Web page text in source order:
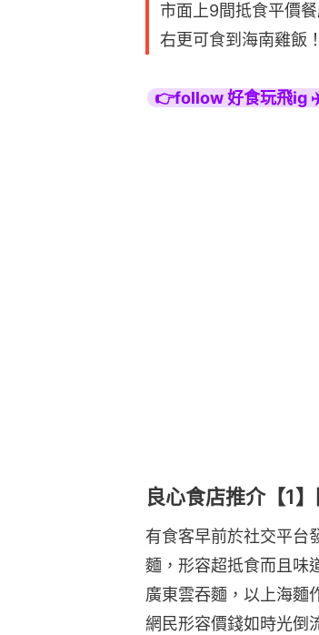
市面上9間抵食平價
右更可食到海南雞飯
👉follow 好食玩飛ig
良心食店推介【1
有食客早前於社交平台
麵，形容超抵食而且味
廣東雲吞麵，以上海麵
網民形容價錢如時光倒